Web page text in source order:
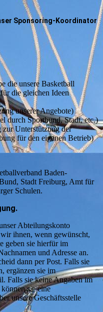
Sponsoring-Koordinator
die unsere Basketball
die gleichen Ideen
unserer Angebote)
durch Sportbund, Stadt, etc.)
zur Unterstützung der
für den eigenen Betrieb)
Baden-
Stadt Freiburg, Amt für
Schulen.
Abteilungskonto
ihnen, wenn gewünscht,
geben sie hierfür im
und Adresse an.
dann per Post. Falls sie
ergänzen sie im
Falls sie keine Angaben im
sie eine
unsere Geschäftsstelle